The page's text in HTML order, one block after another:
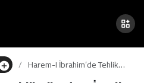
Harem-I İbrahim’de Tehlikeli
0